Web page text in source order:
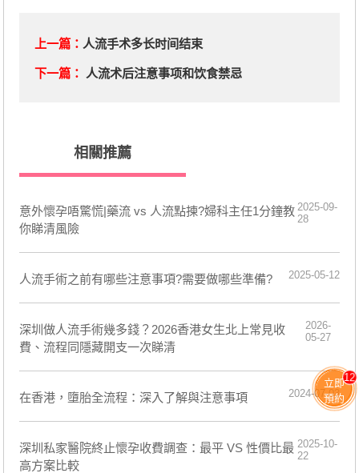
上一篇： 人流手术多长时间结束
下一篇： 人流术后注意事项和饮食禁忌
相關推薦
意外懷孕唔驚慌|藥流 vs 人流點揀?婦科主任1分鐘教
你睇清風險
2025-09-
28
人流手術之前有哪些注意事項?需要做哪些準備? 2025-05-12
深圳做人流手術幾多錢？2026香港女生北上常見收
費、流程同隱藏開支一次睇清
2026-
05-27
​在香港，墮胎全流程：深入了解與注意事項 2024-07-03
深圳私家醫院終止懷孕收費調查：最平 VS 性價比最
高方案比較
2025-10-
22
立即
預約
12